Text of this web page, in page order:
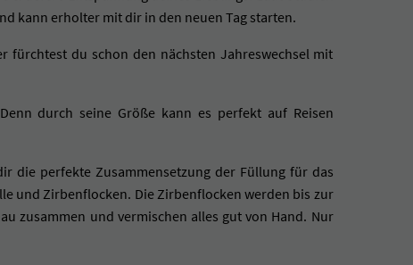
kann erholter mit dir in den neuen Tag starten.
du schon den nächsten Jahreswechsel mit
durch seine Größe kann es perfekt auf Reisen
die perfekte Zusammensetzung der Füllung für das
und Zirbenflocken. Die Zirbenflocken werden bis zur
zusammen und vermischen alles gut von Hand. Nur